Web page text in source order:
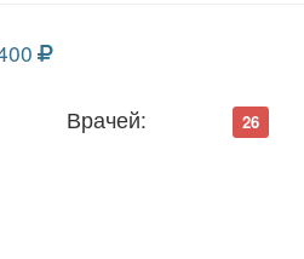
Врачей: 26